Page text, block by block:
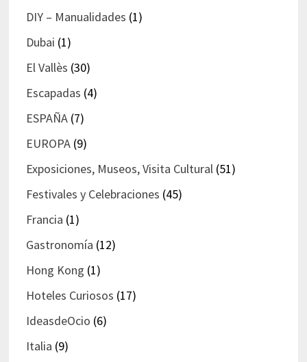
DIY – Manualidades (1)
Dubai (1)
El Vallès (30)
Escapadas (4)
ESPAÑA(7)
EUROPA(9)
Exposiciones, Museos, Visita Cultural(51)
Festivales y Celebraciones (45)
Francia (1)
Gastronomía (12)
Hong Kong (1)
Hoteles Curiosos (17)
IdeasdeOcio (6)
Italia (9)